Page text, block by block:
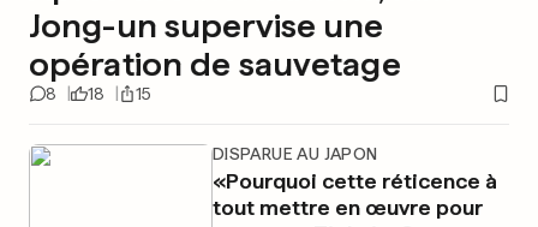
Jong-un supervise une
opération de sauvetage
8 18 15
DISPARUE AU JAPON
«Pourquoi cette réticence à
tout mettre en œuvre pour